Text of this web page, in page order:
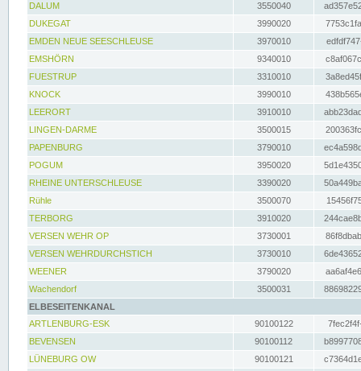
DALUM
3550040
DUKEGAT
3990020
EMDEN NEUE SEESCHLEUSE
3970010
EMSHÖRN
9340010
FUESTRUP
3310010
KNOCK
3990010
LEERORT
3910010
LINGEN-DARME
3500015
PAPENBURG
3790010
POGUM
3950020
RHEINE UNTERSCHLEUSE
3390020
Rühle
3500070
TERBORG
3910020
VERSEN WEHR OP
3730001
VERSEN WEHRDURCHSTICH
3730010
WEENER
3790020
Wachendorf
3500031
ELBESEITENKANAL
ARTLENBURG-ESK
90100122
BEVENSEN
90100112
LÜNEBURG OW
90100121